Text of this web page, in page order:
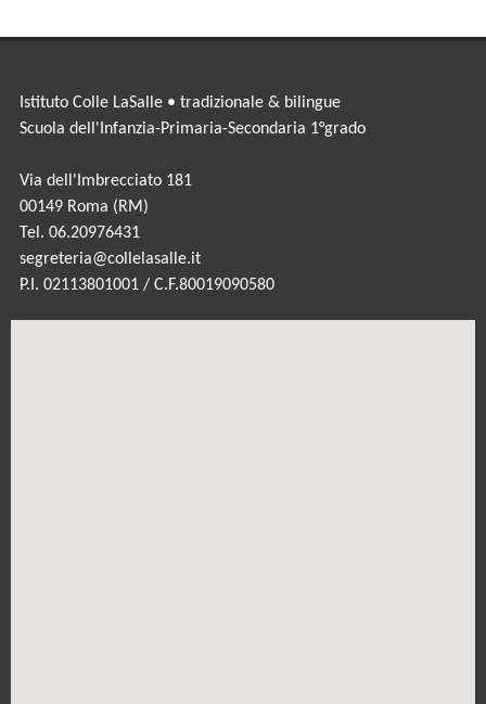
Istituto Colle LaSalle • tradizionale & bilingue
Scuola dell'Infanzia-Primaria-Secondaria 1°grado
Via dell'Imbrecciato 181
00149 Roma (RM)
Tel. 06.20976431
segreteria@collelasalle.it
P.I. 02113801001 / C.F.80019090580